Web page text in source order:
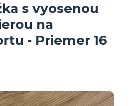
s vyosenou
na
- Priemer 16